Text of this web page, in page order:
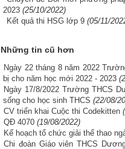
2023 (25/10/2022)
Kết quả thi HSG lớp 9 (05/11/
Những tin cũ hơn
Ngày 22 tháng 8 năm 2022
bị cho năm học mới 2022 - 2023
Ngày 17/8/2022 Trường THCS
sống cho học sinh THCS (22/08/
CV triển khai Cuộc thi Codekitten
QĐ 4070 (19/08/2022)
Kế hoạch tổ chức giải thể thao
Chi đoàn Giáo viên THCS